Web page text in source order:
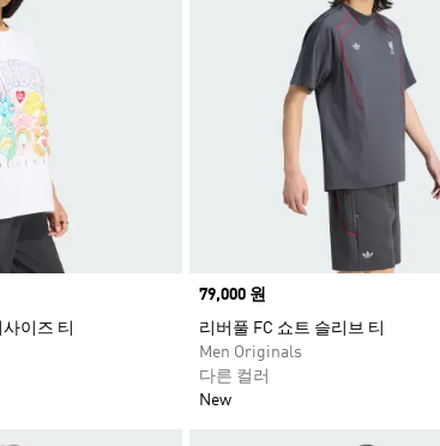
이즈 티
Price
79,000 원
리버풀 FC 쇼트 슬리브 티
Men Originals
다른 컬러
New